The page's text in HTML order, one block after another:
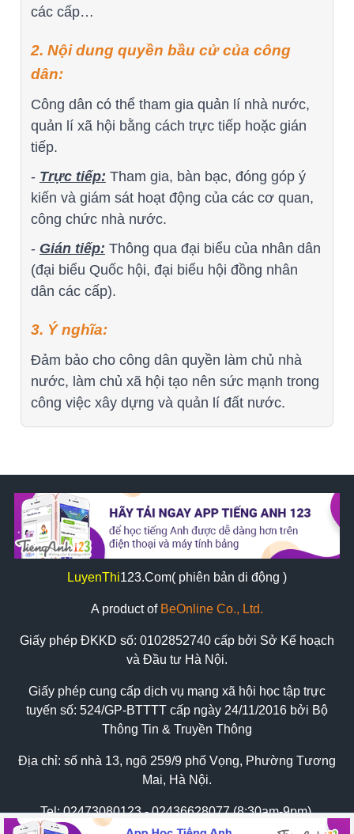
các cấp…
2. Nội dung quyền bầu cử của công
dân:
Công dân có thể tham gia quản lí nhà nước,
quản lí xã hội bằng cách trực tiếp hoặc gián
tiếp.
- Trực tiếp: Tham gia, bàn bạc, đóng góp ý
kiến và giám sát hoạt động của các cơ quan,
công chức nhà nước.
- Gián tiếp: Thông qua đại biểu của nhân dân
(đại biểu Quốc hội, đại biểu hội đồng nhân
dân các cấp).
3. Ý nghĩa:
Đảm bảo cho công dân quyền làm chủ nhà
nước, làm chủ xã hội tạo nên sức mạnh trong
công việc xây dựng và quản lí đất nước.
LuyenThi123.Com( phiên bản di động )
A product of BeOnline Co., Ltd.
Giấy phép ĐKKD số: 0102852740 cấp bởi Sở Kế hoạch
và Đầu tư Hà Nội.
Giấy phép cung cấp dịch vụ mạng xã hội học tập trực
tuyến số: 524/GP-BTTTT cấp ngày 24/11/2016 bởi Bộ
Thông Tin & Truyền Thông
Địa chỉ: số nhà 13, ngõ 259/9 phố Vọng, Phường Tương
Mai, Hà Nội.
Tel:02473080123 - 02436628077 (8:30am-9pm)
Zalo: 0898569620 hoặc 0934626775